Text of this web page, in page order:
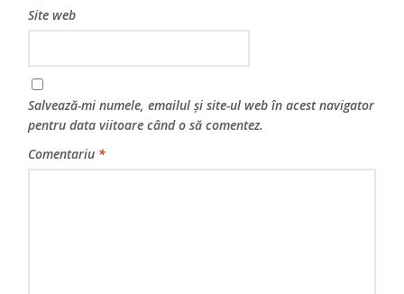
Site web
Salvează-mi numele, emailul și site-ul web în acest navigator
pentru data viitoare când o să comentez.
Comentariu *